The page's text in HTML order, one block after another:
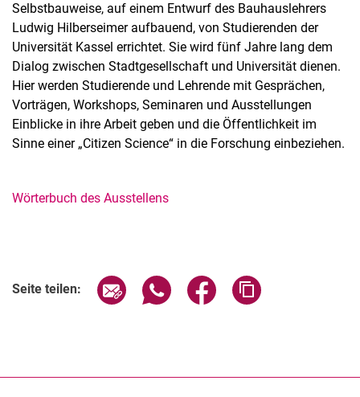
Selbstbauweise, auf einem Entwurf des Bauhauslehrers
Ludwig Hilberseimer aufbauend, von Studierenden der
Universität Kassel errichtet. Sie wird fünf Jahre lang dem
Dialog zwischen Stadtgesellschaft und Universität dienen.
Hier werden Studierende und Lehrende mit Gesprächen,
Vorträgen, Workshops, Seminaren und Ausstellungen
Einblicke in ihre Arbeit geben und die Öffentlichkeit im
Sinne einer „Citizen Science“ in die Forschung einbeziehen.
Wörterbuch des Ausstellens
Seite teilen: Seite über E-Mail teilen
Seite über WhatsApp teilen
Seite über Facebook